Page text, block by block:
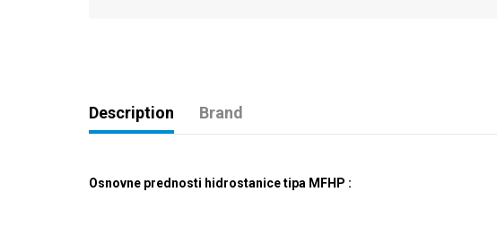
Description Brand
Osnovne prednosti hidrostanice tipa MFHP :